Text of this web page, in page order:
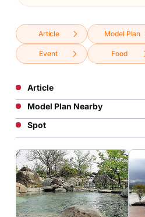
Article Model Plan
Event Food
Article
Model Plan Nearby
Spot